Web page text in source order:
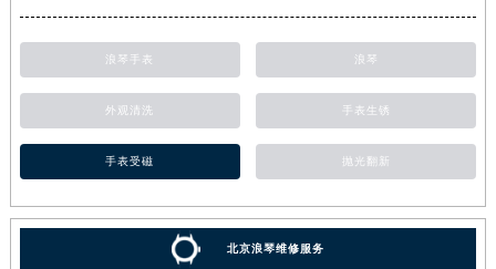
浪琴手表 浪琴
外观清洗 手表生锈
手表受磁 抛光翻新
北京浪琴维修服务